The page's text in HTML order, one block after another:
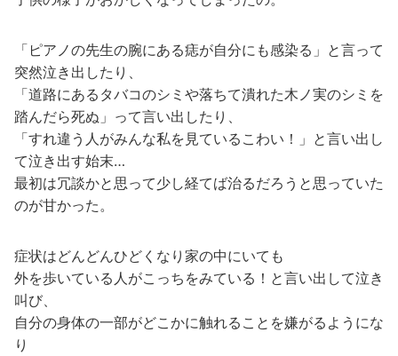
「ピアノの先生の腕にある痣が自分にも感染る」と言って
突然泣き出したり、
「道路にあるタバコのシミや落ちて潰れた木ノ実のシミを
踏んだら死ぬ」って言い出したり、
「すれ違う人がみんな私を見ているこわい！」と言い出し
て泣き出す始末…
最初は冗談かと思って少し経てば治るだろうと思っていた
のが甘かった。
症状はどんどんひどくなり家の中にいても
外を歩いている人がこっちをみている！と言い出して泣き
叫び、
自分の身体の一部がどこかに触れることを嫌がるようにな
り